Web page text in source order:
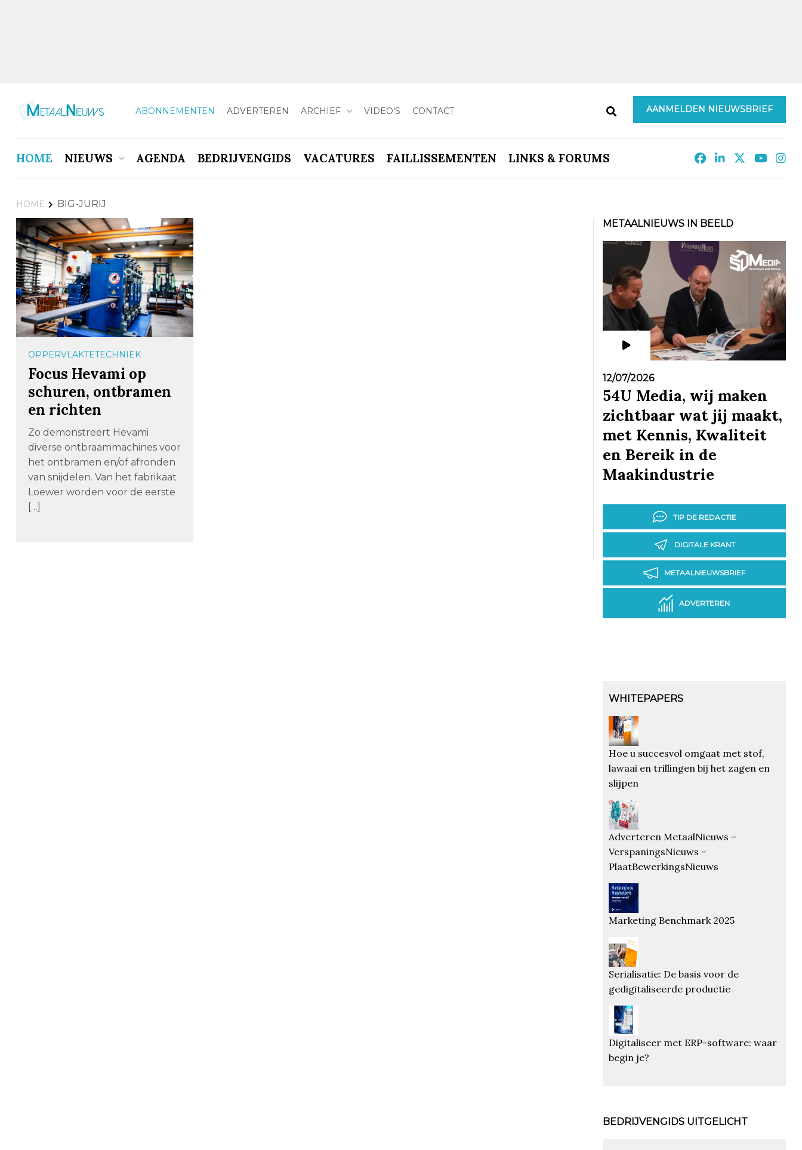
ABONNEMENTEN ADVERTEREN ARCHIEF VIDEO’S CONTACT AANMELDEN NIEUWSBRIEF
HOME NIEUWS AGENDA BEDRIJVENGIDS VACATURES FAILLISSEMENTEN LINKS & FORUMS
HOME BIG-JURIJ
OPPERVLAKTETECHNIEK
Focus Hevami op
schuren, ontbramen
en richten
Zo demonstreert Hevami
diverse ontbraammachines voor
het ontbramen en/of afronden
van snijdelen. Van het fabrikaat
Loewer worden voor de eerste
[…]
METAALNIEUWS IN BEELD
12/07/2026
54U Media, wij maken
zichtbaar wat jij maakt,
met Kennis, Kwaliteit
en Bereik in de
Maakindustrie
TIP DE REDACTIE
DIGITALE KRANT
METAALNIEUWSBRIEF
ADVERTEREN
WHITEPAPERS
Hoe u succesvol omgaat met stof,
lawaai en trillingen bij het zagen en
slijpen
Adverteren MetaalNieuws –
VerspaningsNieuws –
PlaatBewerkingsNieuws
Marketing Benchmark 2025
Serialisatie: De basis voor de
gedigitaliseerde productie
Digitaliseer met ERP-software: waar
begin je?
BEDRIJVENGIDS UITGELICHT